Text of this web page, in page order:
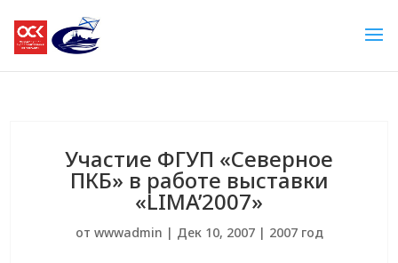
Участие ФГУП «Северное
ПКБ» в работе выставки
«LIMA’2007»
от wwwadmin | Дек 10, 2007| 2007 год